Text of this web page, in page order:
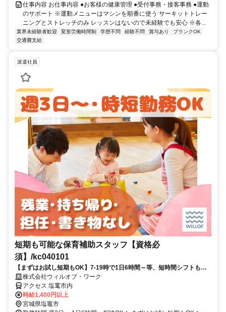
仕事内容 お仕事内容 ●お客様の健康管理 ●受付事務・接客事務 ●運動
のサポート ※運動メニューはマシンを順番に使う サーキットトレー
ニングとストレッチのみ レッスンはないので未経験でも安心 ※各...
業界未経験者歓迎 変形労働時間制 学歴不問 経験不問 賞与あり
ブランクOK
交通費支給
派遣社員
短期も可能な保育補助スタッフ【資格必
須】/kc040101
【まずはお試し短期もOK】7-19時で1日6時間～等、短時間シフトも
OK！【ミドル・シニア応援】
株式会社ウィルオブ・ワーク
アクセス 塩竃市内
時給1,400円以上
宮城県塩竈市